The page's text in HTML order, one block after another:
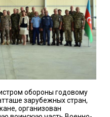
обороны годовому
зарубежных стран,
организован